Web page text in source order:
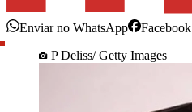
Enviar no WhatsApp Facebook
P Deliss/ Getty Images